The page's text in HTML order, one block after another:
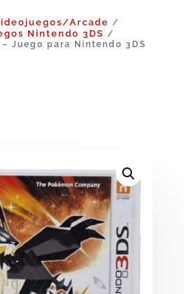
Arcade /
Nintendo 3DS /
Juego para Nintendo 3DS